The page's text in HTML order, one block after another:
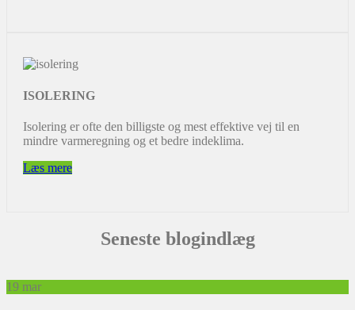
ISOLERING
Isolering er ofte den billigste og mest effektive vej til en
mindre varmeregning og et bedre indeklima.
Læs mere
Seneste blogindlæg
19 mar